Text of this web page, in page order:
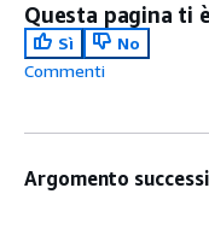
Questa pagina ti
Sì
No
Commenti
Argomento